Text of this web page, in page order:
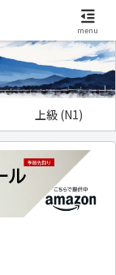
上級 (N1)
menu